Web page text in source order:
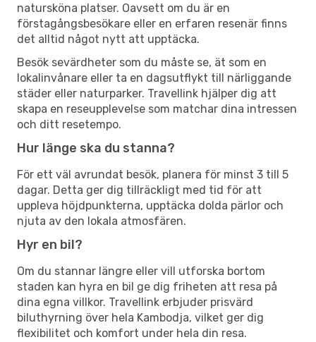
natursköna platser. Oavsett om du är en
förstagångsbesökare eller en erfaren resenär finns
det alltid något nytt att upptäcka.
Besök sevärdheter som du måste se, ät som en
lokalinvånare eller ta en dagsutflykt till närliggande
städer eller naturparker. Travellink hjälper dig att
skapa en reseupplevelse som matchar dina intressen
och ditt resetempo.
Hur länge ska du stanna?
För ett väl avrundat besök, planera för minst 3 till 5
dagar. Detta ger dig tillräckligt med tid för att
uppleva höjdpunkterna, upptäcka dolda pärlor och
njuta av den lokala atmosfären.
Hyr en bil?
Om du stannar längre eller vill utforska bortom
staden kan hyra en bil ge dig friheten att resa på
dina egna villkor. Travellink erbjuder prisvärd
biluthyrning över hela Kambodja, vilket ger dig
flexibilitet och komfort under hela din resa.